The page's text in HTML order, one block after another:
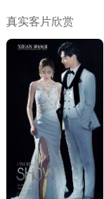
真实客片欣赏